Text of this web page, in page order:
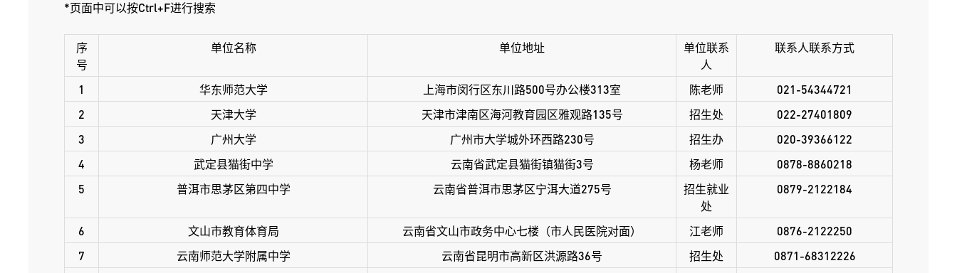
*页面中可以按Ctrl+F进行搜索
序
号
单位名称 单位地址
单位联系
人
联系人联系方式
1 华东师范大学 上海市闵行区东川路500号办公楼313室 陈老师
021-54344721
2
天津大学 天津市津南区海河教育园区雅观路135号 招生处
022-27401809
3
广州大学 广州市大学城外环西路230号 招生办
020-39366122
4
武定县猫街中学 云南省武定县猫街镇猫街3号 杨老师
0878-8860218
5
普洱市思茅区第四中学 云南省普洱市思茅区宁洱大道275号
招生就业
处
0879-2122184
6 文山市教育体育局 云南省文山市政务中心七楼（市人民医院对面） 江老师
0876-2122250
7
云南师范大学附属中学 云南省昆明市高新区洪源路36号 招生处
0871-68312226